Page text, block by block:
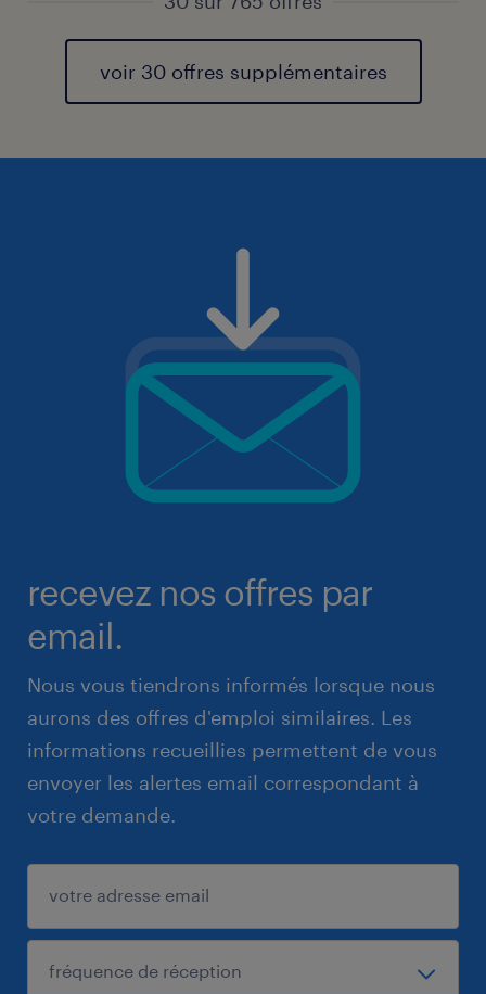
voir 30 offres supplémentaires
recevez nos offres par
email.
Nous vous tiendrons informés lorsque nous
aurons des offres d'emploi similaires. Les
informations recueillies permettent de vous
envoyer les alertes email correspondant à
votre demande.